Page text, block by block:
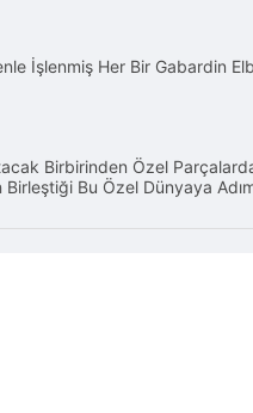
İşlenmiş Her Bir Gabardin
Birbirinden Özel
Bu Özel Dünyaya